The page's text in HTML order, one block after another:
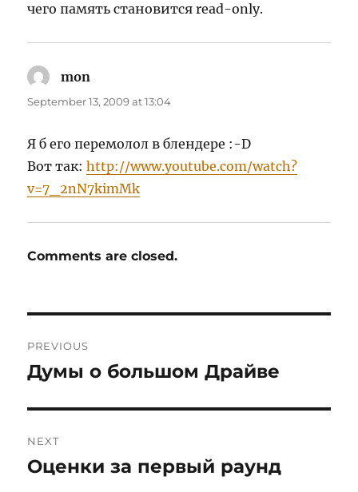
чего память становится read-only.
mon
September 13, 2009 at 13:04
Я б его перемолол в блендере :-D
Вот так:http://www.youtube.com/watch?
v=7_2nN7kimMk
Comments are closed.
navigation
PREVIOUS
Previous
Думы о большом Драйве
NEXT
Next
Оценки за первый раунд